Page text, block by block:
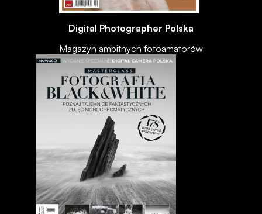
Digital Photographer Polska
Magazyn ambitnych fotoamatorów